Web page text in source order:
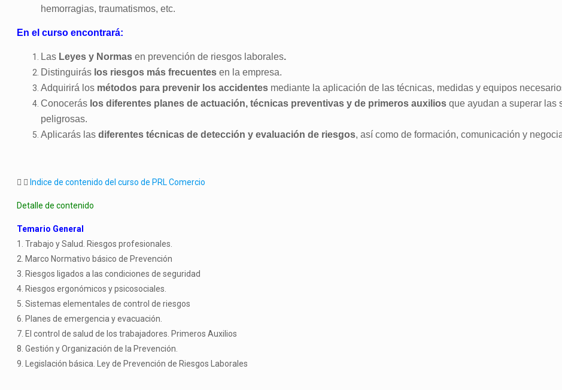
hemorragias, traumatismos, etc.
En el curso encontrará:
Las Leyes y Normas en prevención de riesgos laborales.
Distinguirás los riesgos más frecuentes en la empresa.
Adquirirá los métodos para prevenir los accidentes mediante la aplicación de las técnicas, medidas y equipos
Conocerás los diferentes planes de actuación, técnicas preventivas y de primeros auxilios que ayudan a superar las
peligrosas.
Aplicarás las diferentes técnicas de detección y evaluación de riesgos, así como de formación, comunicación y
Indice de contenido del curso de PRL Comercio
Detalle de contenido
Temario General
1. Trabajo y Salud. Riesgos profesionales.
2. Marco Normativo básico de Prevención
3. Riesgos ligados a las condiciones de seguridad
4. Riesgos ergonómicos y psicosociales.
5. Sistemas elementales de control de riesgos
6. Planes de emergencia y evacuación.
7. El control de salud de los trabajadores. Primeros Auxilios
8. Gestión y Organización de la Prevención.
9. Legislación básica. Ley de Prevención de Riesgos Laborales